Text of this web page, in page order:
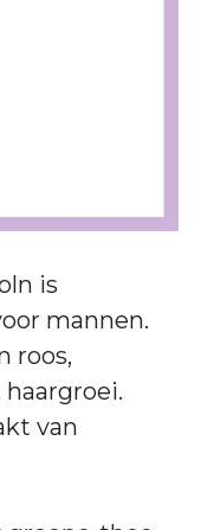
is
mannen.
roos,
van